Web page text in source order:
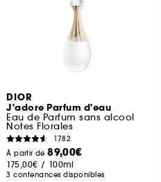
DIOR
J'adore Parfum d'eau
Eau de Parfum sans alcool
Notes Florales
1782
À partir de89,00€
175,00€ / 100ml
3 contenances disponibles